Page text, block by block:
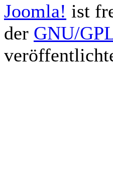
Joomla! ist
der GNU/